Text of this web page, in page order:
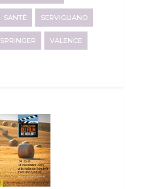
SANTÉ SERVIGLIANO
SPRINGER VALENCE